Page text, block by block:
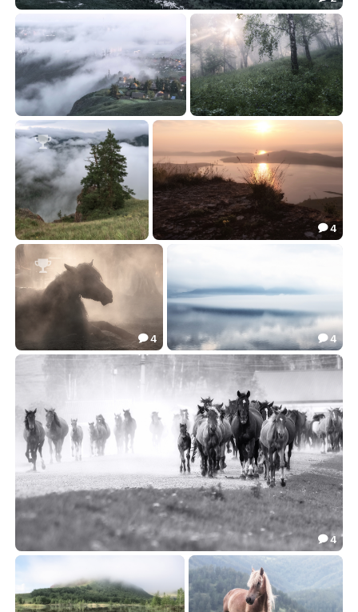
Начало рассвета
 105.73
Город в тумане
98.98
Утро в туманном лесу
76.00

После дождя
83.38
 4

Ранним утром
 4
Невесомость
79.99
 4
Деревенский табун
 4